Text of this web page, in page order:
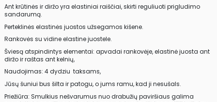
Ant krūtinės ir diržo yra elastiniai raiščiai, skirti reguliuoti prigludimo
sandarumą.
Perteklinės elastinės juostos užsegamos kišene.
Rankovės su vidine elastine juostele.
Šviesą atspindintys elementai: apvadai rankovėje, elastinė juosta ant
diržo ir raštas ant kelnių,
Naudojimas: 4 dydziu taksams,
Jūsų šuniui bus šilta ir patogu, o jums ramu, kad ji nesušals.
Priežiūra: Smulkius nešvarumus nuo drabužių paviršiaus galima